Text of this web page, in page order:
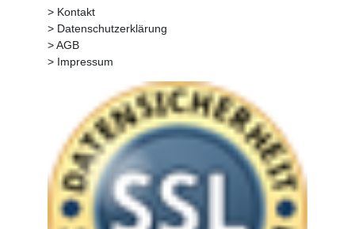
> Kontakt
> Datenschutzerklärung
> AGB
> Impressum